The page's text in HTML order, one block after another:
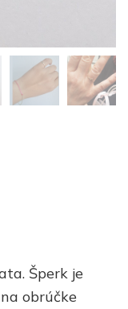
Šperk je
obrúčke